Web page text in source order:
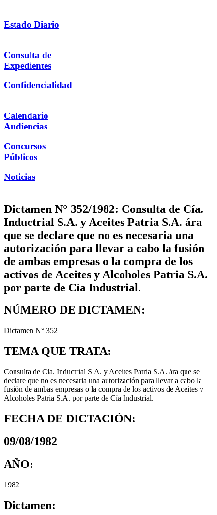
Estado Diario
Consulta de
Expedientes
Confidencialidad
Calendario
Audiencias
Concursos
Públicos
Noticias
Dictamen N° 352/1982: Consulta de Cía.
Inductrial S.A. y Aceites Patria S.A. ára
que se declare que no es necesaria una
autorización para llevar a cabo la fusión
de ambas empresas o la compra de los
activos de Aceites y Alcoholes Patria S.A.
por parte de Cía Industrial.
NÚMERO DE DICTAMEN:
Dictamen N° 352
TEMA QUE TRATA:
Consulta de Cía. Inductrial S.A. y Aceites Patria S.A. ára que se
declare que no es necesaria una autorización para llevar a cabo la
fusión de ambas empresas o la compra de los activos de Aceites y
Alcoholes Patria S.A. por parte de Cía Industrial.
FECHA DE DICTACIÓN:
09/08/1982
AÑO:
1982
Dictamen: